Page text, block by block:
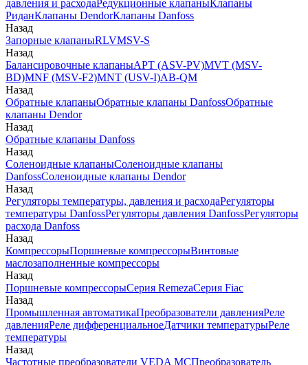
давления и расходаРедукционные клапаныКлапаны
РиданКлапаны DendorКлапаны Danfoss
Назад
Запорные клапаныRLVMSV-S
Назад
Балансировочные клапаныAPT (ASV-PV)MVT (MSV-
BD)MNF (MSV-F2)MNT (USV-I)AB-QM
Назад
Обратные клапаныОбратные клапаны DanfossОбратные
клапаны Dendor
Назад
Обратные клапаны Danfoss
Назад
Соленоидные клапаныСоленоидные клапаны
DanfossСоленоидные клапаны Dendor
Назад
Регуляторы температуры, давления и расходаРегуляторы
температуры DanfossРегуляторы давления DanfossРегуляторы
расхода Danfoss
Назад
КомпрессорыПоршневые компрессорыВинтовые
маслозаполненные компрессоры
Назад
Поршневые компрессорыСерия RemezaСерия Fiac
Назад
Промышленная автоматикаПреобразователи давленияРеле
давленияРеле дифференциальноеДатчики температурыРеле
температуры
Назад
Частотные преобразователи VEDA MCПреобразователь